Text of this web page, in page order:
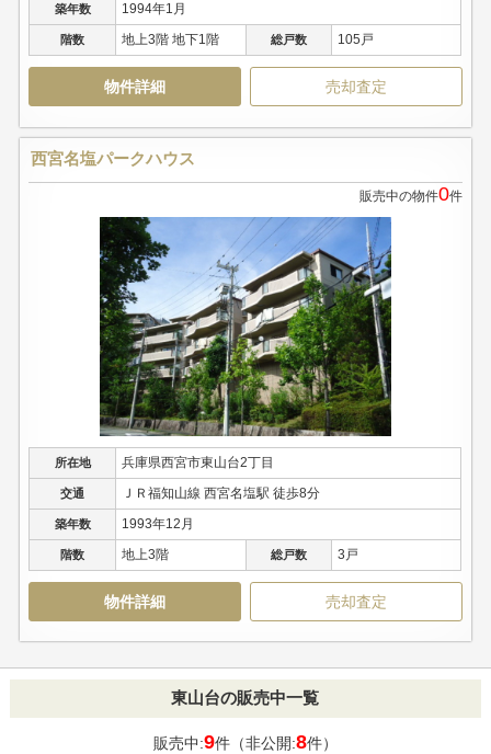
築年数 1994年1月
階数 地上3階 地下1階 総戸数 105戸
物件詳細 売却査定
西宮名塩パークハウス
販売中の物件0件
所在地 兵庫県西宮市東山台2丁目
交通 ＪＲ福知山線 西宮名塩駅 徒歩8分
築年数 1993年12月
階数 地上3階 総戸数 3戸
物件詳細 売却査定
東山台の販売中一覧
販売中:9件（非公開:8件）